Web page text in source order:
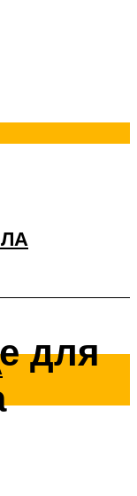
для